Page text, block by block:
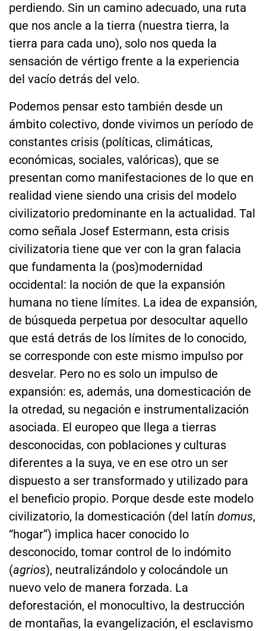
perdiendo. Sin un camino adecuado, una ruta
que nos ancle a la tierra (nuestra tierra, la
tierra para cada uno), solo nos queda la
sensación de vértigo frente a la experiencia
del vacío detrás del velo.
Podemos pensar esto también desde un
ámbito colectivo, donde vivimos un período de
constantes crisis (políticas, climáticas,
económicas, sociales, valóricas), que se
presentan como manifestaciones de lo que en
realidad viene siendo una crisis del modelo
civilizatorio predominante en la actualidad. Tal
como señala Josef Estermann, esta crisis
civilizatoria tiene que ver con la gran falacia
que fundamenta la (pos)modernidad
occidental: la noción de que la expansión
humana no tiene límites. La idea de expansión,
de búsqueda perpetua por desocultar aquello
que está detrás de los límites de lo conocido,
se corresponde con este mismo impulso por
desvelar. Pero no es solo un impulso de
expansión: es, además, una domesticación de
la otredad, su negación e instrumentalización
asociada. El europeo que llega a tierras
desconocidas, con poblaciones y culturas
diferentes a la suya, ve en ese otro un ser
dispuesto a ser transformado y utilizado para
el beneficio propio. Porque desde este modelo
civilizatorio, la domesticación (del latín domus,
“hogar”) implica hacer conocido lo
desconocido, tomar control de lo indómito
(agrios), neutralizándolo y colocándole un
nuevo velo de manera forzada. La
deforestación, el monocultivo, la destrucción
de montañas, la evangelización, el esclavismo